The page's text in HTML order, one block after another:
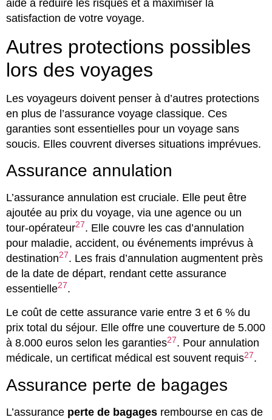
aide à réduire les risques et à maximiser la
satisfaction de votre voyage.
Autres protections possibles
lors des voyages
Les voyageurs doivent penser à d’autres protections
en plus de l’assurance voyage classique. Ces
garanties sont essentielles pour un voyage sans
soucis. Elles couvrent diverses situations imprévues.
Assurance annulation
L’assurance annulation est cruciale. Elle peut être
ajoutée au prix du voyage, via une agence ou un
tour-opérateur27. Elle couvre les cas d’annulation
pour maladie, accident, ou événements imprévus à
destination27. Les frais d’annulation augmentent près
de la date de départ, rendant cette assurance
essentielle27.
Le coût de cette assurance varie entre 3 et 6 % du
prix total du séjour. Elle offre une couverture de 5.000
à 8.000 euros selon les garanties27. Pour annulation
médicale, un certificat médical est souvent requis27.
Assurance perte de bagages
L’assurance perte de bagages rembourse en cas de